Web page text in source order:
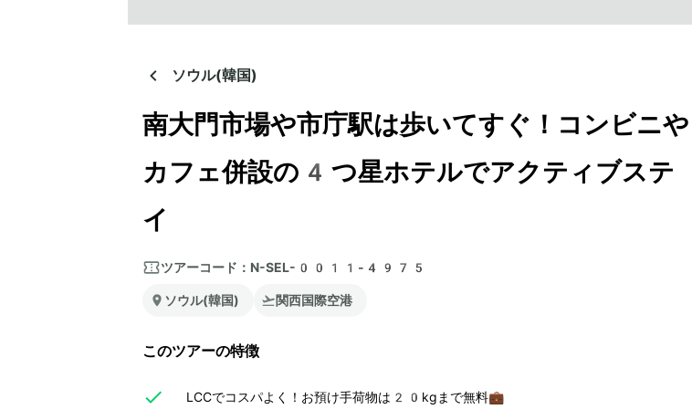
ソウル(韓国)
南大門市場や市庁駅は歩いてすぐ！コンビニや
カフェ併設の4つ星ホテルでアクティブステ
イ
ツアーコード： N-SEL-0011-4975
ソウル(韓国) 関西国際空港
このツアーの特徴
LCCでコスパよく！お預け手荷物は20kgまで無料💼